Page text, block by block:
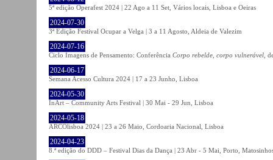
5ª edição Operafest 2024 | 22 Ago a 11 Set, Vários locais, Lisboa e Oeiras
2024-07-30
3ª Edição Festival Ocupar a Velga | 3 a 11 Agosto, Aldeia de Valezim
2024-07-16
Ciclo Imagens de Pensamento: Conferência Corpo rebelde, corpo vulnerável ,
2024-06-17
Semana Acesso Cultura 2024 | 17 a 23 Junho, Lisboa
2024-05-30
InArt – Community Arts Festival | 30 Mai - 29 Jun, Lisboa
2024-05-18
ARCOlisboa 2024 | 23 a 26 Maio, Cordoaria Nacional, Lisboa
2024-04-23
8.ª edição do DDD – Festival Dias da Dança | 23 Abr - 5 Mai, Porto,